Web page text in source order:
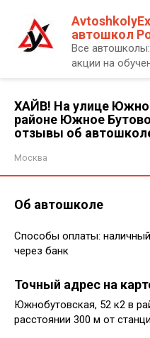
контенту
автошкол
Все
акции на
ХАЙВ! На улице
районе Южное
отзывы об
Москва
Об автошколе
Способы оплаты:
через банк
Точный адрес на
Южнобутовская, 52 к2 в
расстоянии 300 м от